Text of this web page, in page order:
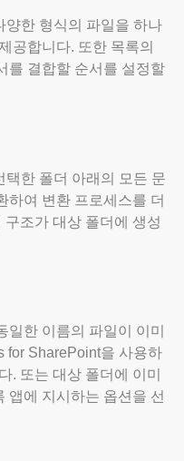
한 형식의 파일을 하나
공합니다. 또한 목록의
를 결합할 순서를 설정할
한 폴더 아래의 모든 문
하여 변환 프로세스를 더
조가 대상 폴더에 생성
한 이름의 파일이 이미
for SharePoint을 사용하
. 또는 대상 폴더에 이미
앱에 지시하는 옵션을 선